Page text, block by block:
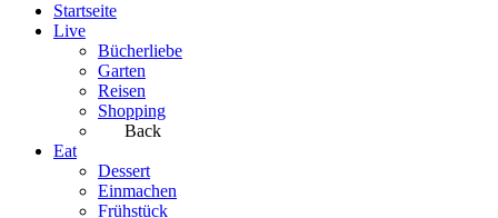
Startseite
Live
Bücherliebe
Garten
Reisen
Shopping
Back
Eat
Dessert
Einmachen
Frühstück